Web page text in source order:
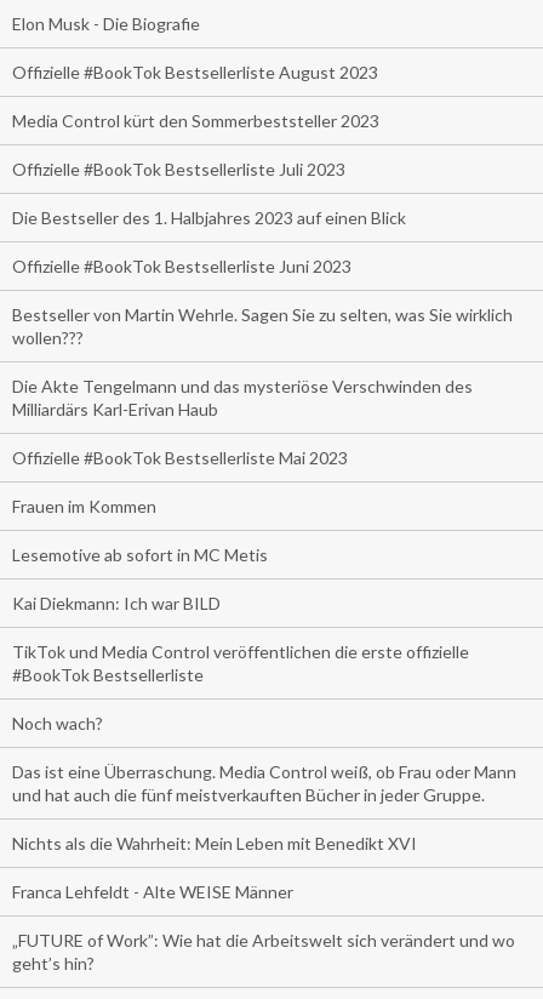
Elon Musk - Die Biografie
Offizielle #BookTok Bestsellerliste August 2023
Media Control kürt den Sommerbeststeller 2023
Offizielle #BookTok Bestsellerliste Juli 2023
Die Bestseller des 1. Halbjahres 2023 auf einen Blick
Offizielle #BookTok Bestsellerliste Juni 2023
Bestseller von Martin Wehrle. Sagen Sie zu selten, was Sie wirklich
wollen???
Die Akte Tengelmann und das mysteriöse Verschwinden des
Milliardärs Karl-Erivan Haub
Offizielle #BookTok Bestsellerliste Mai 2023
Frauen im Kommen
Lesemotive ab sofort in MC Metis
Kai Diekmann: Ich war BILD
TikTok und Media Control veröffentlichen die erste offizielle
#BookTok Bestsellerliste
Noch wach?
Das ist eine Überraschung. Media Control weiß, ob Frau oder Mann
und hat auch die fünf meistverkauften Bücher in jeder Gruppe.
Nichts als die Wahrheit: Mein Leben mit Benedikt XVI
Franca Lehfeldt - Alte WEISE Männer
„FUTURE of Work”: Wie hat die Arbeitswelt sich verändert und wo
geht’s hin?